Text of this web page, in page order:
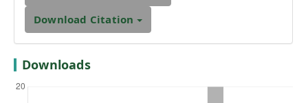
Download Citation
Downloads